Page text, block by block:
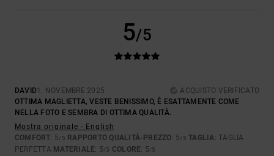
5/5
DAVID1. NOVEMBRE 2025
ACQUISTO VERIFICATO
OTTIMA MAGLIETTA, VESTE BENISSIMO, È ESATTAMENTE COME
NELLA FOTO E SEMBRA DI OTTIMA QUALITÀ.
Mostra originale - English
COMFORT: 5/5 RAPPORTO QUALITÀ-PREZZO: 5/5 TAGLIA: TAGLIA
PERFETTA MATERIALE: 5/5 COLORE: 5/5